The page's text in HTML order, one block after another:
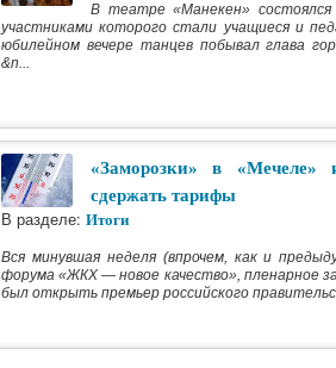
В театре «Манекен»
участниками которого стали учащиеся и
юбилейном вечере танцев побывал глава
&n...
«Заморозки» в «Мечеле»
сдержать тарифы
В разделе: Итоги
Вся минувшая неделя (впрочем, как и
форума «ЖКХ — новое качество», пленарное
был открыть премьер российского